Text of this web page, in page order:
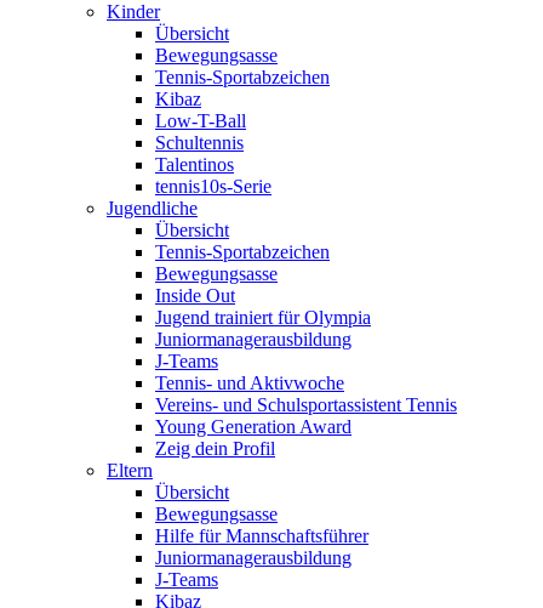
Kinder
Übersicht
Bewegungsasse
Tennis-Sportabzeichen
Kibaz
Low-T-Ball
Schultennis
Talentinos
tennis10s-Serie
Jugendliche
Übersicht
Tennis-Sportabzeichen
Bewegungsasse
Inside Out
Jugend trainiert für Olympia
Juniormanagerausbildung
J-Teams
Tennis- und Aktivwoche
Vereins- und Schulsportassistent Tennis
Young Generation Award
Zeig dein Profil
Eltern
Übersicht
Bewegungsasse
Hilfe für Mannschaftsführer
Juniormanagerausbildung
J-Teams
Kibaz